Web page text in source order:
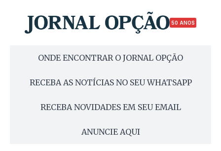
50 ANOS
ONDE ENCONTRAR O JORNAL OPÇÃO
RECEBA AS NOTÍCIAS NO SEU WHATSAPP
RECEBA NOVIDADES EM SEU EMAIL
ANUNCIE AQUI